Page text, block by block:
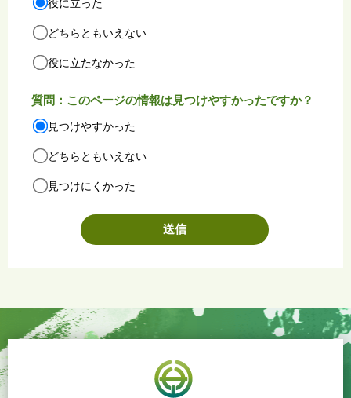
役に立った
どちらともいえない
役に立たなかった
質問：このページの情報は見つけやすかったですか？
見つけやすかった
どちらともいえない
見つけにくかった